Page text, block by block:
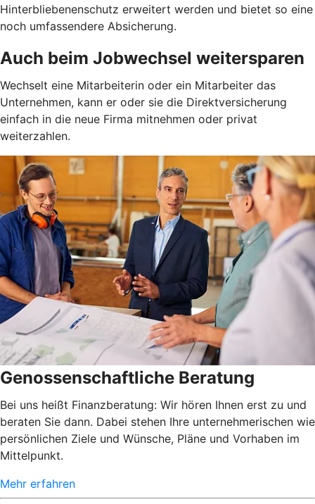
Hinterbliebenenschutz erweitert werden und bietet so eine
noch umfassendere Absicherung.
Auch beim Jobwechsel weitersparen
Wechselt eine Mitarbeiterin oder ein Mitarbeiter das
Unternehmen, kann er oder sie die Direktversicherung
einfach in die neue Firma mitnehmen oder privat
weiterzahlen.
Genossenschaftliche Beratung
Bei uns heißt Finanzberatung: Wir hören Ihnen erst zu und
beraten Sie dann. Dabei stehen Ihre unternehmerischen wie
persönlichen Ziele und Wünsche, Pläne und Vorhaben im
Mittelpunkt.
Mehr erfahren